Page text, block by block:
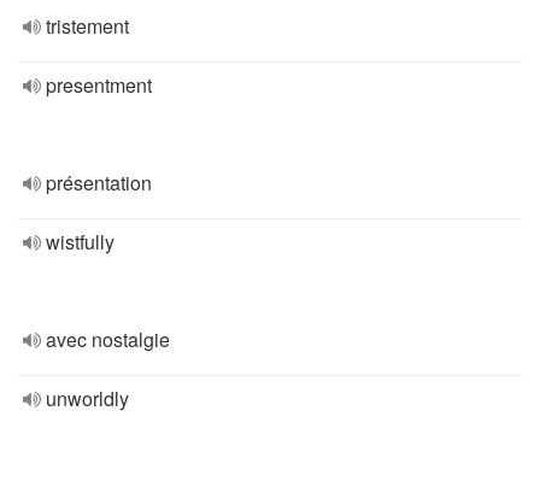
tristement
presentment
présentation
wistfully
avec nostalgie
unworldly